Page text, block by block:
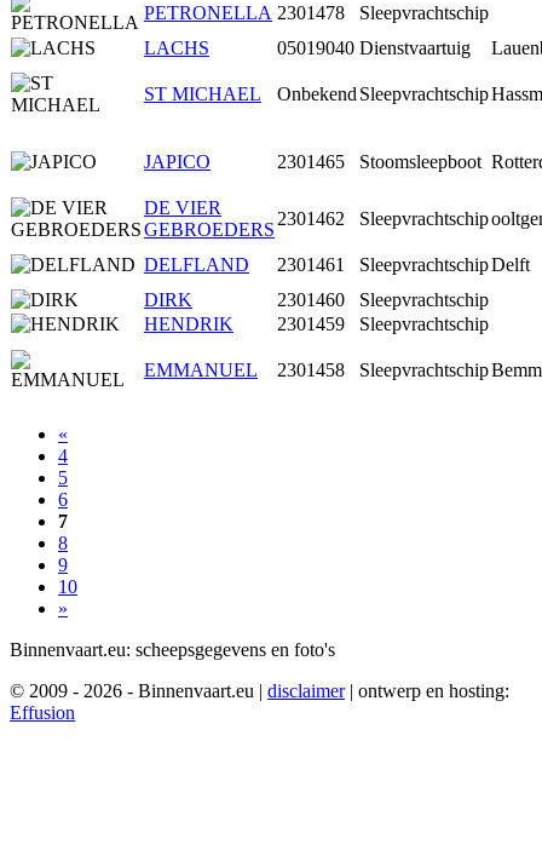
PETRONELLA 2301478
Sleepvrachtschip
LACHS
05019040 Dienstvaartuig
ST MICHAEL Onbekend Sleepvrachtschip
JAPICO 2301465 Stoomsleepboot
DE VIER
GEBROEDERS
2301462 Sleepvrachtschip
DELFLAND 2301461 SleepvrachtschipDelft
DIRK
2301460
Sleepvrachtschip
HENDRIK
2301459 Sleepvrachtschip
EMMANUEL 2301458 Sleepvrachtschip
«
4
5
6
7
8
9
10
»
Binnenvaart.eu: scheepsgegevens en foto's
© 2009 - 2026 - Binnenvaart.eu | disclaimer | ontwerp en hosting:
Effusion